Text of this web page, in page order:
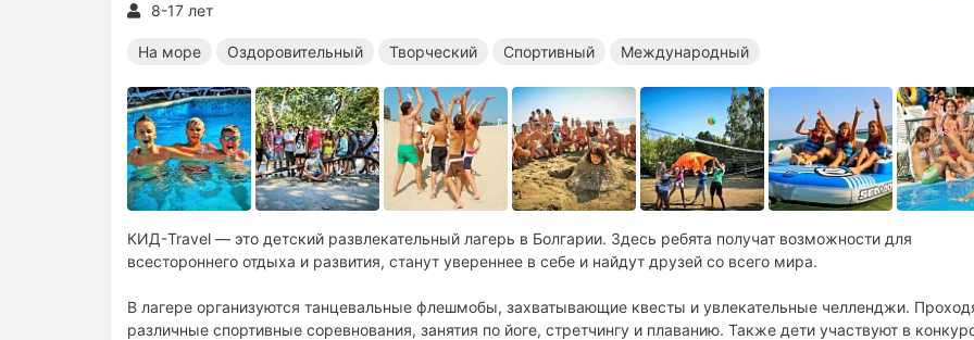
8-17 лет
На море Оздоровительный Творческий Спортивный Международный
КИД-Travel — это детский развлекательный лагерь в Болгарии. Здесь ребята получат возможности для
всестороннего отдыха и развития, станут увереннее в себе и найдут друзей со всего мира.
В лагере организуются танцевальные флешмобы, захватывающие квесты и увлекательные челленджи.
различные спортивные соревнования, занятия по йоге, стретчингу и плаванию. Также дети участвуют в